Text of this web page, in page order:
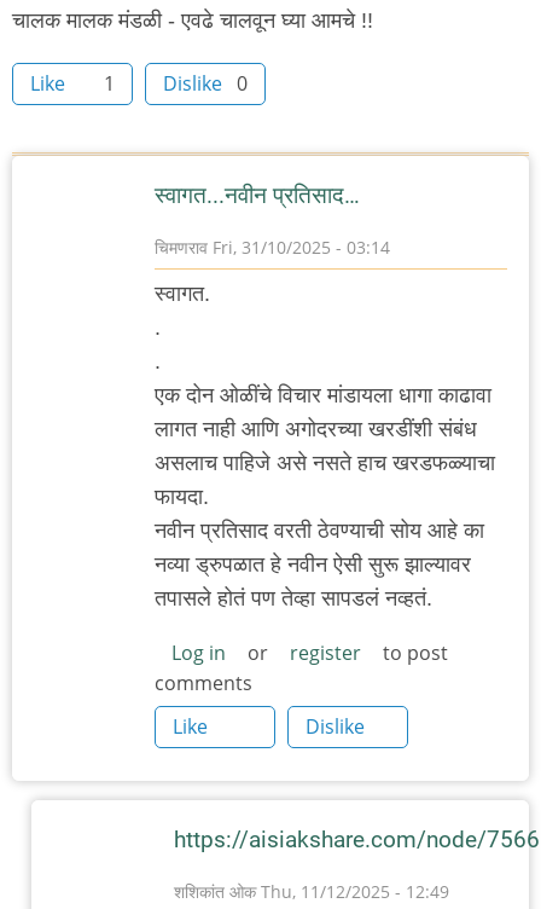
चालक मालक मंडळी - एवढे चालवून घ्या आमचे !!
Like 1 Dislike 0
स्वागत...नवीन प्रतिसाद…
चिमणराव Fri, 31/10/2025 - 03:14
स्वागत.
.
.
एक दोन ओळींचे विचार मांडायला धागा काढावा
लागत नाही आणि अगोदरच्या खरडींशी संबंध
असलाच पाहिजे असे नसते हाच खरडफळ्याचा
फायदा.
नवीन प्रतिसाद वरती ठेवण्याची सोय आहे का
नव्या ड्रुपळात हे नवीन ऐसी सुरू झाल्यावर
तपासले होतं पण तेव्हा सापडलं नव्हतं.
Log in or register
to post
comments
Like
Dislike
https://aisiakshare.com/node/7566
शशिकांत ओकThu, 11/12/2025 - 12:49